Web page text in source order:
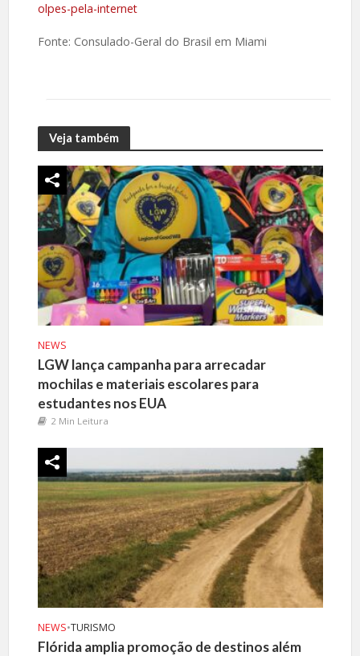
olpes-pela-internet
Fonte: Consulado-Geral do Brasil em Miami
Veja também
NEWS
LGW lança campanha para arrecadar
mochilas e materiais escolares para
estudantes nos EUA
2 Min Leitura
NEWS•TURISMO
Flórida amplia promoção de destinos além